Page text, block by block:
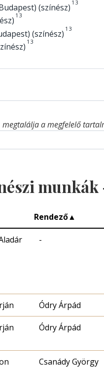
(színész) 1 3
1 3
(színész) 1 3
1 3
megtalálja a megfelelő
munkák
Rendező▲
-
Ódry Árpád
Ódry Árpád
Csanády György